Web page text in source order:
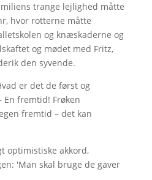
trange lejlighed måtte
hvor rotterne måtte
og knæskaderne og
og mødet med Fritz,
den syvende.
er det de først og
En fremtid! Frøken
fremtid – det kan
optimistiske akkord,
'Man skal bruge de gaver